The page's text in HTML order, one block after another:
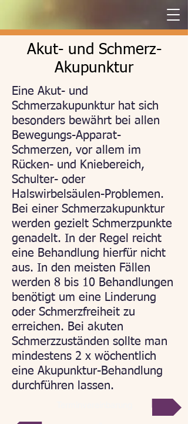
Akut- und Schmerz-
Akupunktur
Eine Akut- und
Schmerzakupunktur hat sich
besonders bewährt bei allen
Bewegungs-Apparat-
Schmerzen, vor allem im
Rücken- und Kniebereich,
Schulter- oder
Halswirbelsäulen-Problemen.
Bei einer Schmerzakupunktur
werden gezielt Schmerzpunkte
genadelt. In der Regel reicht
eine Behandlung hierfür nicht
aus. In den meisten Fällen
werden 8 bis 10 Behandlungen
benötigt um eine Linderung
oder Schmerzfreiheit zu
erreichen. Bei akuten
Schmerzzuständen sollte man
mindestens 2 x wöchentlich
eine Akupunktur-Behandlung
durchführen lassen.